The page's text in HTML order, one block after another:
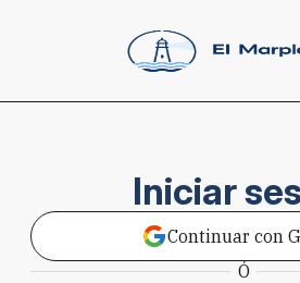
Iniciar
Continuar con
Ó